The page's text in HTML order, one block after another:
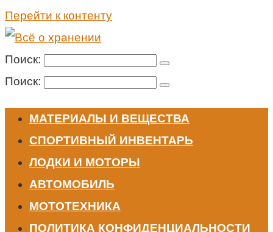
Перейти к контенту
Поиск:
Поиск:
МАТЕРИАЛЫ И ВЕЩЕСТВА
СПОРТИВНЫЙ ИНВЕНТАРЬ
ЛОДКИ И МОТОРЫ
АВТОМОБИЛЬ
МОТОТЕХНИКА
ПОЛИТИКА КОНФИДЕНЦИАЛЬНОСТИ